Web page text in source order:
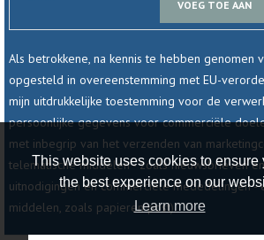
This website uses cookies to ensure
the best experience on our
Learn more
VOEG TOE AAN
Als betrokkene, na kennis te hebben genomen
opgesteld in overeenstemming met EU-
mijn uitdrukkelijke toestemming voor de
persoonlijke gegevens voor commerciële
met inbegrip van het verzenden van
telematische middelen - zoals nieuwsbrieven
uitnodigingen en commerciële mededelingen -
middelen, zoals papieren post).